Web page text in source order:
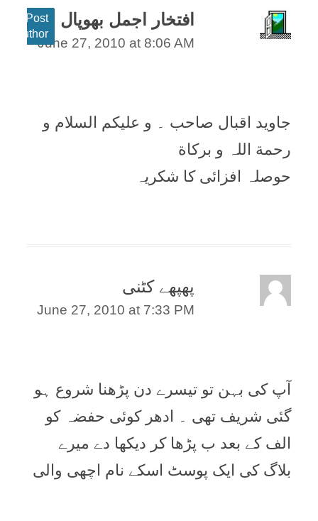
افتخار اجمل بھوپال
Post
author
June 27, 2010 at 8:06 AM
جاويد اقبال صاحب ۔ و عليکم السلام و
رحمة اللہ و برکاة
حوصلہ افزائی کا شکريہ
پھپھے کٹنی
June 27, 2010 at 7:33 PM
آپ کی بہن تو تيسرے دن پڑھنا شروع ہو
گئی شريف تھی ۔ ادھر کوئی حفضہ کو
الف کے بعد ب پڑھا کر ديکھا دے ميرے
بلاگ کی ايک پوسٹ اسکے نام اچھی والی